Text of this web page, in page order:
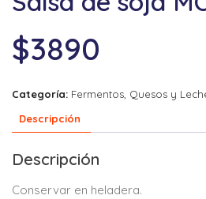
$3890
Categoría: Fermentos, Quesos y
Descripción
Descripción
Conservar en heladera.